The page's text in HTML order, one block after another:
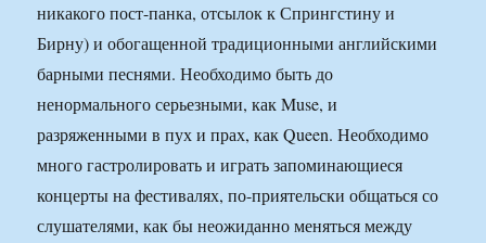
никакого пост-панка, отсылок к Спрингстину и
Бирну) и обогащенной традиционными английскими
барными песнями. Необходимо быть до
ненормального серьезными, как Muse, и
разряженными в пух и прах, как Queen. Необходимо
много гастролировать и играть запоминающиеся
концерты на фестивалях, по-приятельски общаться со
слушателями, как бы неожиданно меняться между